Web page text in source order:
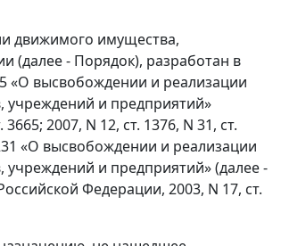
движимого имущества,
(далее - Порядок), разработан в
«О высвобождении и реализации
учреждений и предприятий»
2007, N 12, ст. 1376, N 31, ст.
«О высвобождении и реализации
и предприятий» (далее -
Федерации, 2003, N 17, ст.